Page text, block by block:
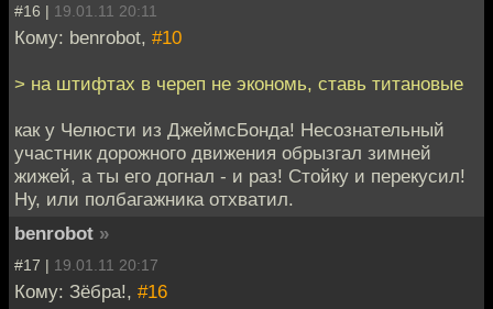
#16 | 19.01.11 20:11
Кому: benrobot, #10
> на штифтах в череп не экономь, ставь титановые
как у Челюсти из ДжеймсБонда! Несознательный
участник дорожного движения обрызгал зимней
жижей, а ты его догнал - и раз! Стойку и перекусил!
Ну, или полбагажника отхватил.
benrobot »
#17 | 19.01.11 20:17
Кому: Зёбра!, #16